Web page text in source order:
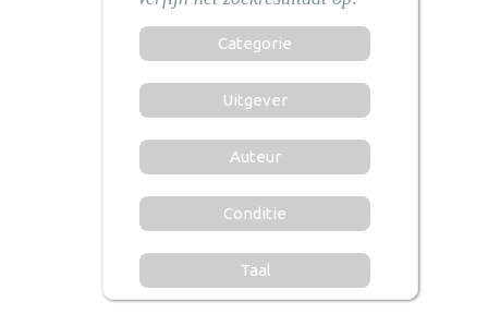
Categorie
Uitgever
Auteur
Conditie
Taal